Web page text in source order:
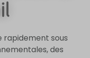
rapidement sous
des